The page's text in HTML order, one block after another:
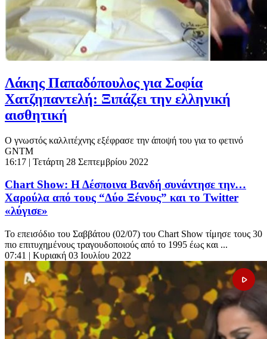
Λάκης Παπαδόπουλος για Σοφία
Χατζηπαντελή: Ξιπάζει την ελληνική
αισθητική
Ο γνωστός καλλιτέχνης εξέφρασε την άποψή του για το φετινό
GNTM
16:17 | Τετάρτη 28 Σεπτεμβρίου 2022
Chart Show: Η Δέσποινα Βανδή συνάντησε την…
Χαρούλα από τους “Δύο Ξένους” και το Twitter
«λύγισε»
To επεισόδιο του Σαββάτου (02/07) του Chart Show τίμησε τους 30
πιο επιτυχημένους τραγουδοποιούς από το 1995 έως και ...
07:41 | Κυριακή 03 Ιουλίου 2022